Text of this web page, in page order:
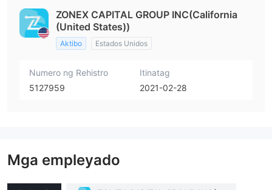
ZONEX CAPITAL GROUP INC(California
(United States))
Aktibo Estados Unidos
Numero ng Rehistro
5127959
Itinatag
2021-02-28
Mga empleyado